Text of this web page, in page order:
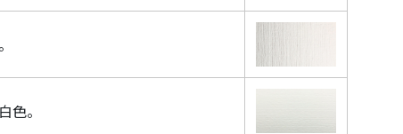
色。